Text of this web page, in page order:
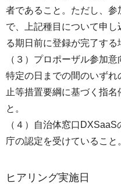
者であること。ただし、
で、上記種目について申
る期日前に登録が完了する
（３）プロポーザル参加
特定の日までの間のいず
止等措置要綱に基づく指
と。
（４）自治体窓口
庁の認定を受けていること
ヒアリング実施日